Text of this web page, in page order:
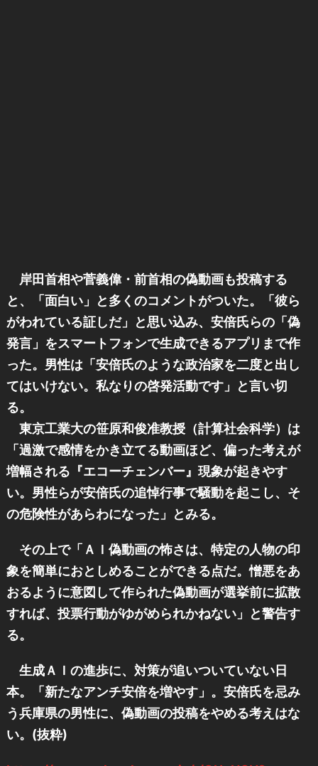
岸田首相や菅義偉・前首相の偽動画も投稿する
と、「面白い」と多くのコメントがついた。「彼ら
がわれている証しだ」と思い込み、安倍氏らの「偽
発言」をスマートフォンで生成できるアプリまで作
った。男性は「安倍氏のような政治家を二度と出し
てはいけない。私なりの啓発活動です」と言い切
る。
東京工業大の笹原和俊准教授（計算社会科学）は
「過激で感情をかき立てる動画ほど、偏った考えが
増幅される『エコーチェンバー』現象が起きやす
い。男性らが安倍氏の追悼行事で騒動を起こし、そ
の危険性があらわになった」とみる。
その上で「ＡＩ偽動画の怖さは、特定の人物の印
象を簡単におとしめることができる点だ。憎悪をあ
おるように意図して作られた偽動画が選挙前に拡散
すれば、投票行動がゆがめられかねない」と警告す
る。
生成ＡＩの進歩に、対策が追いついていない日
本。「新たなアンチ安倍を増やす」。安倍氏を忌み
う兵庫県の男性に、偽動画の投稿をやめる考えはな
い。(抜粋)